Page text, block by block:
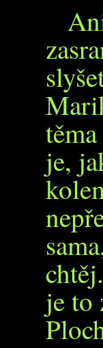
je,
je to